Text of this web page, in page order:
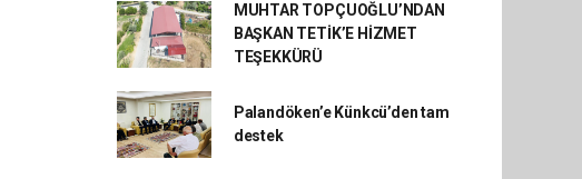
MUHTAR TOPÇUOĞLU’NDAN
BAŞKAN TETİK’E HİZMET
TEŞEKKÜRÜ
Palandöken’e Künkcü’den tam
destek